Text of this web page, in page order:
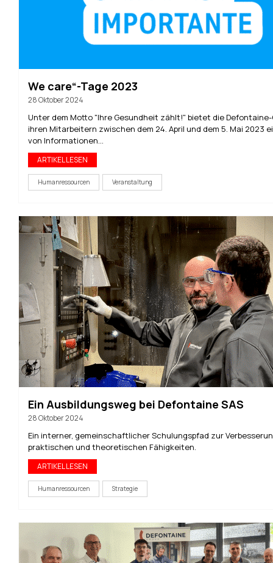
We care“-Tage 2023
28 Oktober 2024
Unter dem Motto "Ihre Gesundheit zählt!" bietet die Defontaine-
ihren Mitarbeitern zwischen dem 24. April und dem 5. Mai 2023
von Informationen...
ARTIKEL LESEN
Humanressourcen Veranstaltung
Ein Ausbildungsweg bei Defontaine SAS
28 Oktober 2024
Ein interner, gemeinschaftlicher Schulungspfad zur
praktischen und theoretischen Fähigkeiten.
ARTIKEL LESEN
Humanressourcen Strategie